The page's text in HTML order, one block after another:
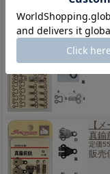
【ネ
ワン
定価
販売
【
真鍮
定価
販売